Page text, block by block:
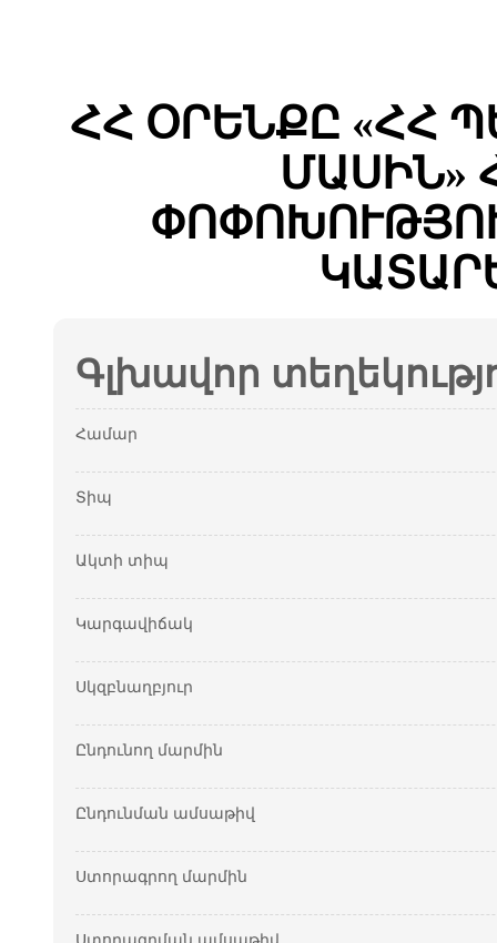
ՀՀ ՕՐԵՆՔԸ «ՀՀ
ՄԱՍԻՆ»
Գլխավոր
Համար
Տիպ
Ակտի տիպ
Կարգավիճակ
Սկզբնաղբյուր
Ընդունող մարմին
Ընդունման ամսաթիվ
Ստորագրող մարմին